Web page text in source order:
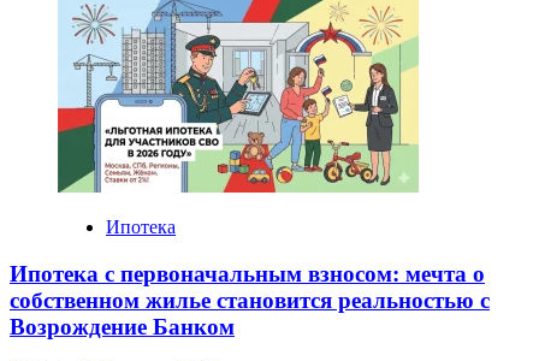
Ипотека
Ипотека с первоначальным взносом: мечта о
собственном жилье становится реальностью с
Возрождение Банком